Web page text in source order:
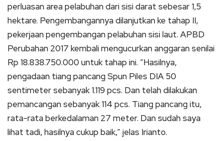
perluasan area pelabuhan dari sisi darat sebesar 1,5
hektare. Pengembangannya dilanjutkan ke tahap II,
pekerjaan pengembangan pelabuhan sisi laut. APBD
Perubahan 2017 kembali mengucurkan anggaran senilai
Rp 18.838.750.000 untuk tahap ini. “Hasilnya,
pengadaan tiang pancang Spun Piles DIA 50
sentimeter sebanyak 1.119 pcs. Dan telah dilakukan
pemancangan sebanyak 114 pcs. Tiang pancang itu,
rata-rata berkedalaman 27 meter. Dan sudah saya
lihat tadi, hasilnya cukup baik,” jelas Irianto.